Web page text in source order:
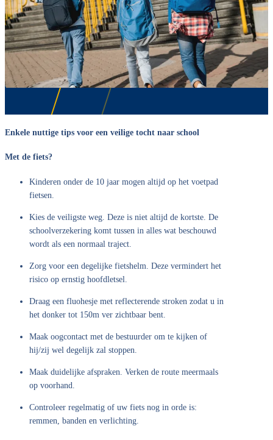
Enkele nuttige tips voor een veilige tocht naar school
Met de fiets?
Kinderen onder de 10 jaar mogen altijd op het voetpad
fietsen.
Kies de veiligste weg. Deze is niet altijd de kortste. De
schoolverzekering komt tussen in alles wat beschouwd
wordt als een normaal traject.
Zorg voor een degelijke fietshelm. Deze vermindert het
risico op ernstig hoofdletsel.
Draag een fluohesje met reflecterende stroken zodat u in
het donker tot 150m ver zichtbaar bent.
Maak oogcontact met de bestuurder om te kijken of
hij/zij wel degelijk zal stoppen.
Maak duidelijke afspraken. Verken de route meermaals
op voorhand.
Controleer regelmatig of uw fiets nog in orde is:
remmen, banden en verlichting.